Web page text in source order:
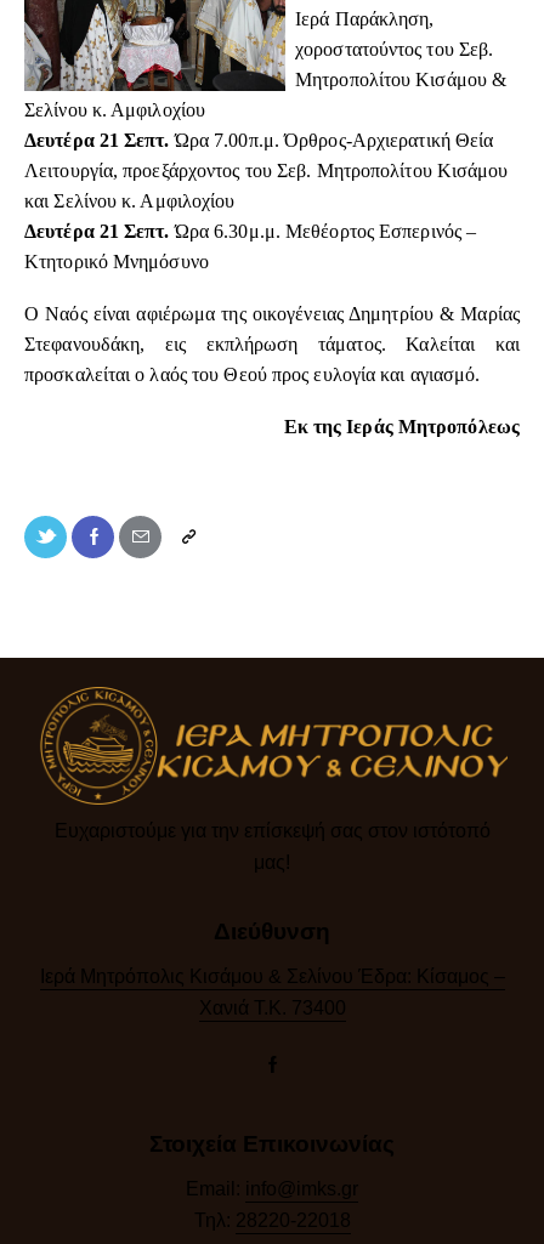
Ιερά Παράκληση,
χοροστατούντος του Σεβ.
Μητροπολίτου Κισάμου &
Σελίνου κ. Αμφιλοχίου
Δευτέρα 21 Σεπτ. Ώρα 7.00π.μ. Όρθρος-Αρχιερατική Θεία
Λειτουργία, προεξάρχοντος του Σεβ. Μητροπολίτου Κισάμου
και Σελίνου κ. Αμφιλοχίου
Δευτέρα 21 Σεπτ. Ώρα 6.30μ.μ. Μεθέορτος Εσπερινός –
Κτητορικό Μνημόσυνο
Ο Ναός είναι αφιέρωμα της οικογένειας Δημητρίου & Μαρίας
Στεφανουδάκη, εις εκπλήρωση τάματος. Καλείται και
προσκαλείται ο λαός του Θεού προς ευλογία και αγιασμό.
Εκ της Ιεράς Μητροπόλεως
Ευχαριστούμε για την επίσκεψή σας στον ιστότοπό
μας!​
Διεύθυνση
Ιερά Μητρόπολις Κισάμου & Σελίνου Έδρα: Κίσαμος –
Χανιά Τ.Κ. 73400
Στοιχεία Επικοινωνίας
Email: info@imks.gr
Τηλ: 28220-22018